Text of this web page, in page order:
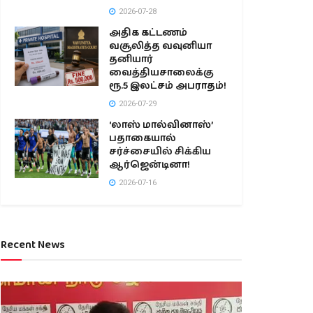
2026-07-28
அதிக கட்டணம்
வசூலித்த வவுனியா
தனியார்
வைத்தியசாலைக்கு
ரூ.5 இலட்சம் அபராதம்!
2026-07-29
‘லாஸ் மால்வினாஸ்’
பதாகையால்
சர்ச்சையில் சிக்கிய
ஆர்ஜென்டினா!
2026-07-16
Recent News